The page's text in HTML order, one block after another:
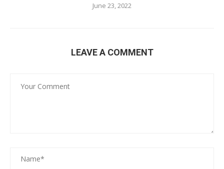
June 23, 2022
LEAVE A COMMENT